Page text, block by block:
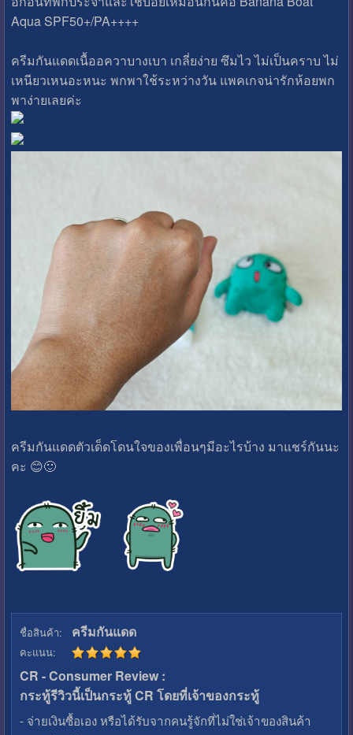
Aqua SPF50+/​PA++++
ครีมกันแดดเนื้ออควาบางเบา เกลี่ยง่าย ซึมไว ไม่เป็นคราบ ไม่
เหนียวเหนอะหนะ พกพาใช้ระหว่างวัน แพคเกจน่ารักห้อยพก
พาง่ายเลยค่ะ
ครีมกันแดดตัวเด็ดโดนใจของเพื่อนๆมีอะไรบ้าง มาแชร์กันนะ
คะ 😊🙂
ชื่อสินค้า: ครีมกันแดด
คะแนน:
CR - Consumer Review :
กระทู้รีวิวนี้เป็นกระทู้ CR โดยที่เจ้าของกระทู้
- จ่ายเงินซื้อเอง หรือได้รับจากคนรู้จักที่ไม่ใช่เจ้าของสินค้า